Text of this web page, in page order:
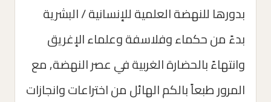
بدورها للنهضة العلمية للإنسانية / البشرية
بدءً من حكماء وفلاسفة وعلماء الإغريق
وانتهاءً بالحضارة الغربية في عصر النهضة, مع
المرور طبعاً بالكم الهائل من اختراعات وانجازات